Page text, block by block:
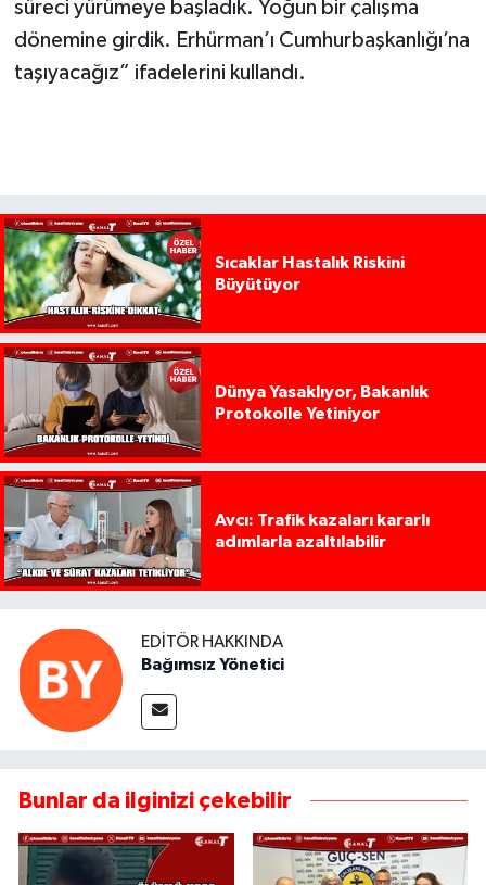
süreci yürümeye başladık. Yoğun bir çalışma
dönemine girdik. Erhürman’ı Cumhurbaşkanlığı’na
taşıyacağız” ifadelerini kullandı.
Sıcaklar Hastalık Riskini
Büyütüyor
Dünya Yasaklıyor, Bakanlık
Protokolle Yetiniyor
Avcı: Trafik kazaları kararlı
adımlarla azaltılabilir
EDITÖR HAKKINDA
Bağımsız Yönetici
Bunlar da ilginizi çekebilir